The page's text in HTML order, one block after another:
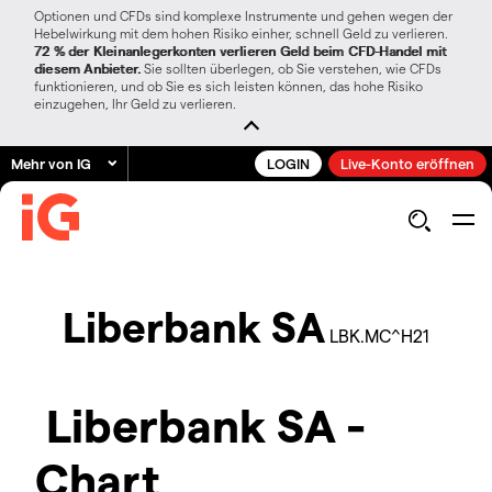
Optionen und CFDs sind komplexe Instrumente und gehen wegen der
Hebelwirkung mit dem hohen Risiko einher, schnell Geld zu verlieren.
72 % der Kleinanlegerkonten verlieren Geld beim CFD-Handel mit
diesem Anbieter. Sie sollten überlegen, ob Sie verstehen, wie CFDs
funktionieren, und ob Sie es sich leisten können, das hohe Risiko
einzugehen, Ihr Geld zu verlieren.
Mehr von IG LOGIN Live-Konto eröffnen
Liberbank SA LBK.MC^H21
Liberbank SA -
Chart